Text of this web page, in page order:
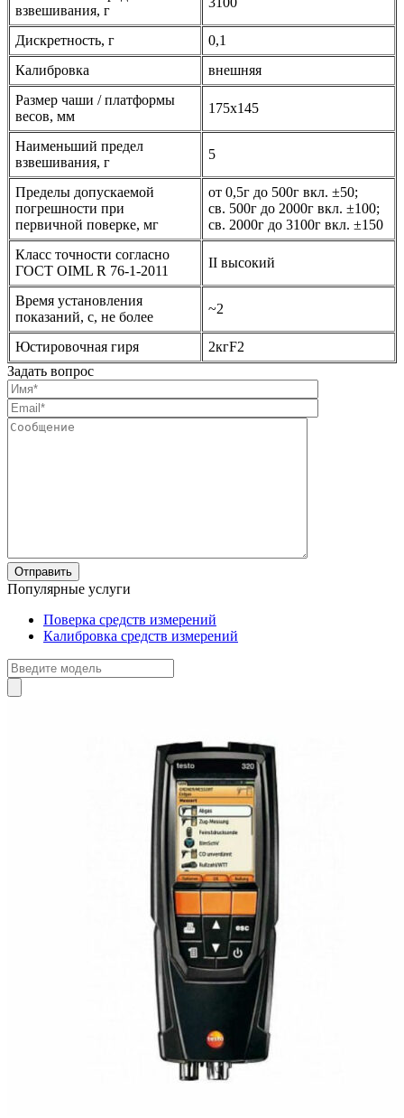
взвешивания, г
Дискретность, г
0,1
Калибровка
внешняя
Размер чаши / платформы
весов, мм
175х145
Наименьший предел
взвешивания, г
5
Пределы допускаемой
погрешности при
первичной поверке, мг
от 0,5г до 500г вкл. ±50;
св. 500г до 2000г вкл. ±100;
св. 2000г до 3100г вкл. ±150
Класс точности согласно
ГОСТ OIML R 76-1-2011
II высокий
Время установления
показаний, с, не более
~2
Юстировочная гиря
2кгF2
Задать вопрос
Популярные услуги
Поверка средств измерений
Калибровка средств измерений